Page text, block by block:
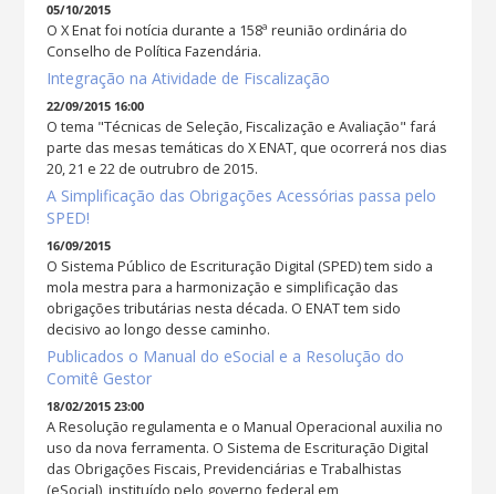
05/10/2015
O X Enat foi notícia durante a 158ª reunião ordinária do
Conselho de Política Fazendária.
Integração na Atividade de Fiscalização
22/09/2015 16:00
O tema "Técnicas de Seleção, Fiscalização e Avaliação" fará
parte das mesas temáticas do X ENAT, que ocorrerá nos dias
20, 21 e 22 de outrubro de 2015.
A Simplificação das Obrigações Acessórias passa pelo
SPED!
16/09/2015
O Sistema Público de Escrituração Digital (SPED) tem sido a
mola mestra para a harmonização e simplificação das
obrigações tributárias nesta década. O ENAT tem sido
decisivo ao longo desse caminho.
Publicados o Manual do eSocial e a Resolução do
Comitê Gestor
18/02/2015 23:00
A Resolução regulamenta e o Manual Operacional auxilia no
uso da nova ferramenta. O Sistema de Escrituração Digital
das Obrigações Fiscais, Previdenciárias e Trabalhistas
(eSocial), instituído pelo governo federal em